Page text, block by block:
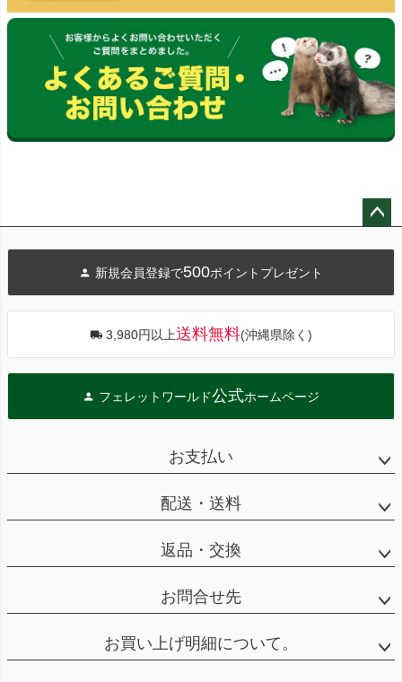
へ
新規会員登録で500ポイントプレゼント
3,980円以上送料無料(沖縄県除く)
フェレットワールド公式ホームページ
お支払い
配送・送料
返品・交換
お問合せ先
お買い上げ明細について。